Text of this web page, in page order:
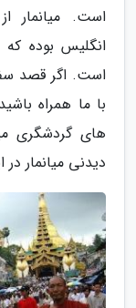
است. میانمار
انگلیس بوده که
است. اگر قصد
با ما همراه
های گردشگری
دیدنی میانمار